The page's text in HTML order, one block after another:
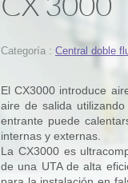
Categoría : Central doble
El CX3000 introduce
aire de salida
entrante puede
internas y externas.
La CX3000 es
de una UTA de alta